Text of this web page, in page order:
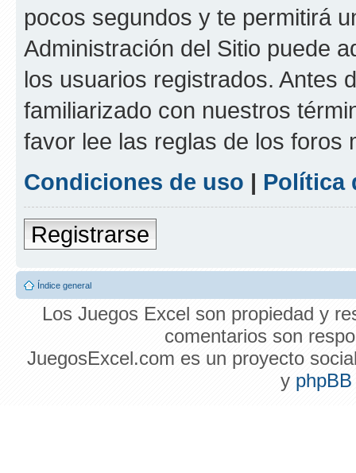
pocos segundos y te permitirá
Administración del Sitio puede
los usuarios registrados. Antes
familiarizado con nuestros
favor lee las reglas de los foros
Condiciones de uso | Política
Registrarse
Índice general
Los Juegos Excel son propiedad y
comentarios son
JuegosExcel.com es un proyecto
y phpBB